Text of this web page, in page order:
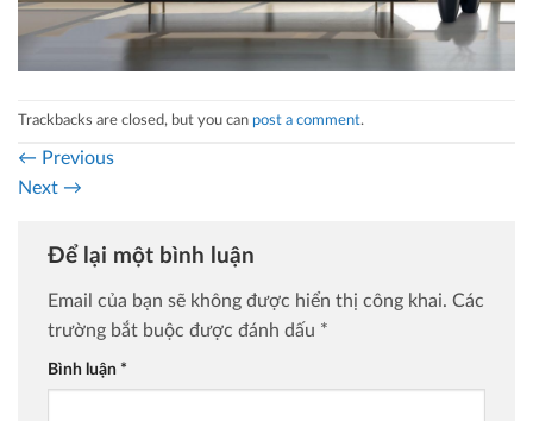
Trackbacks are closed, but you can post a comment.
← Previous
Next →
Để lại một bình luận
Email của bạn sẽ không được hiển thị công khai. Các
trường bắt buộc được đánh dấu *
Bình luận *